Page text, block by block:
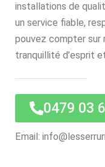
installations de
un service fiable,
pouvez compter sur
tranquillité d’esprit
0479 03
Email: